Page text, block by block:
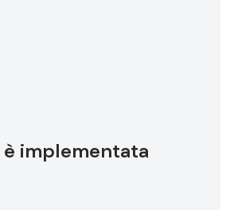
è implementata